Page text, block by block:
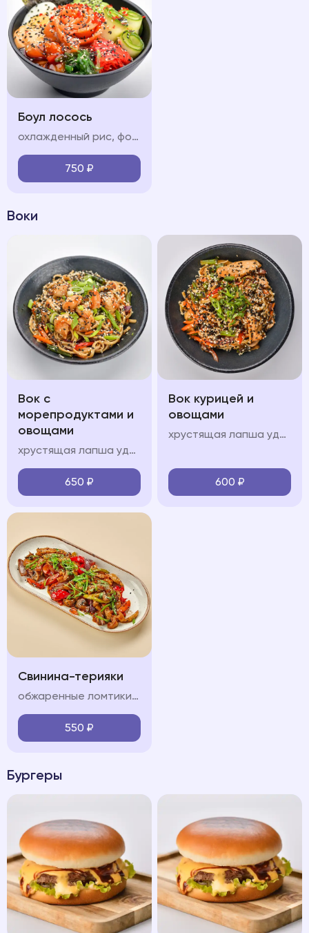
Боул лосось
охлажденный рис, форель, обжаренные в соусе терияки, свежие овощи (огурец, авокадо, черри), яйцо, водоросли чукка, нори, икра "тобико", соус "терияки", соус "спайси", кунжут
750 ₽
Воки
Вок с
морепродуктами и
овощами
хрустящая лапша удон, королевские креветки, кальмары, мидии, красный лук, болгарский перец, шампиньоны, морковь, кабачок, лук перо, кинза, соус "вок", свежая зелень, кунжут
650 ₽
Вок курицей и
овощами
хрустящая лапша удон, куриное филе, болгарский перец, шампиньоны, морковь, кабачок, лук перо, кинза, соус "вок", свежая зелень, кунжут
600 ₽
Свинина-терияки
обжаренные ломтики свинины, красный лук, болгарский перец, шампиньон, морковь, кабачок, соус терияки, лук перо, кинза
550 ₽
Бургеры